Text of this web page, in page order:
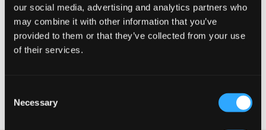
our social media, advertising and analytics partners who
may combine it with other information that you’ve
provided to them or that they’ve collected from your use
of their services.
Selection
Necessary
MAATTABEL
KIES EEN MAAT
Gratis verzending vanaf €69